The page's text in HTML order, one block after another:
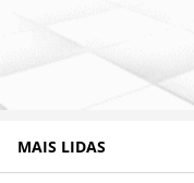
MAIS LIDAS